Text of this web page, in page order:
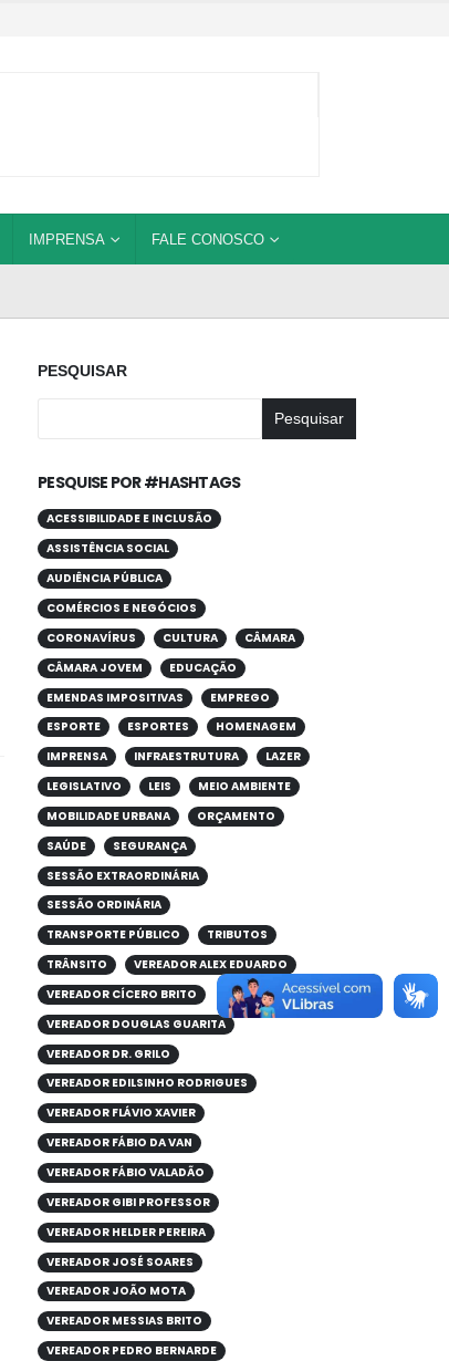
IMPRENSA FALE CONOSCO
PESQUISAR
Pesquisar
PESQUISE POR #HASHTAGS
ACESSIBILIDADE E INCLUSÃO
ASSISTÊNCIA SOCIAL
AUDIÊNCIA PÚBLICA
COMÉRCIOS E NEGÓCIOS
CORONAVÍRUS
CULTURA
CÂMARA
CÂMARA JOVEM
EDUCAÇÃO
EMENDAS IMPOSITIVAS
EMPREGO
ESPORTE
ESPORTES
HOMENAGEM
IMPRENSA
INFRAESTRUTURA
LAZER
LEGISLATIVO
LEIS
MEIO AMBIENTE
MOBILIDADE URBANA
ORÇAMENTO
SAÚDE
SEGURANÇA
SESSÃO EXTRAORDINÁRIA
SESSÃO ORDINÁRIA
TRANSPORTE PÚBLICO
TRIBUTOS
TRÂNSITO
VEREADOR ALEX EDUARDO
VEREADOR CÍCERO BRITO
VEREADOR DOUGLAS GUARITA
VEREADOR DR. GRILO
VEREADOR EDILSINHO RODRIGUES
VEREADOR FLÁVIO XAVIER
VEREADOR FÁBIO DA VAN
VEREADOR FÁBIO VALADÃO
VEREADOR GIBI PROFESSOR
VEREADOR HELDER PEREIRA
VEREADOR JOSÉ SOARES
VEREADOR JOÃO MOTA
VEREADOR MESSIAS BRITO
VEREADOR PEDRO BERNARDE